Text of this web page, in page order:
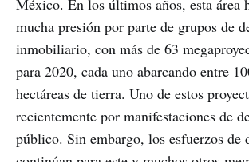
mucha presión por parte de grupos de
inmobiliario, con más de 63
para 2020, cada uno abarcando entre
hectáreas de tierra. Uno de estos
recientemente por manifestaciones de
público. Sin embargo, los esfuerzos de